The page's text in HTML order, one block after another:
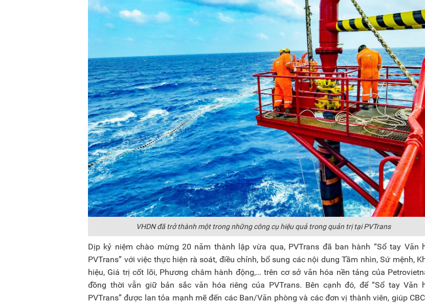
VHDN đã trở thành một trong những công cụ hiệu quả trong quản trị tại PVTrans
Dịp kỷ niệm chào mừng 20 năm thành lập vừa qua, PVTrans đã ban hành “Sổ tay Văn
PVTrans” với việc thực hiện rà soát, điều chỉnh, bổ sung các nội dung Tầm nhìn, Sứ mệnh,
hiệu, Giá trị cốt lõi, Phương châm hành động,… trên cơ sở văn hóa nền tảng của
đồng thời vẫn giữ bản sắc văn hóa riêng của PVTrans. Bên cạnh đó, để “Sổ tay Văn
PVTrans” được lan tỏa mạnh mẽ đến các Ban/Văn phòng và các đơn vị thành viên, giúp